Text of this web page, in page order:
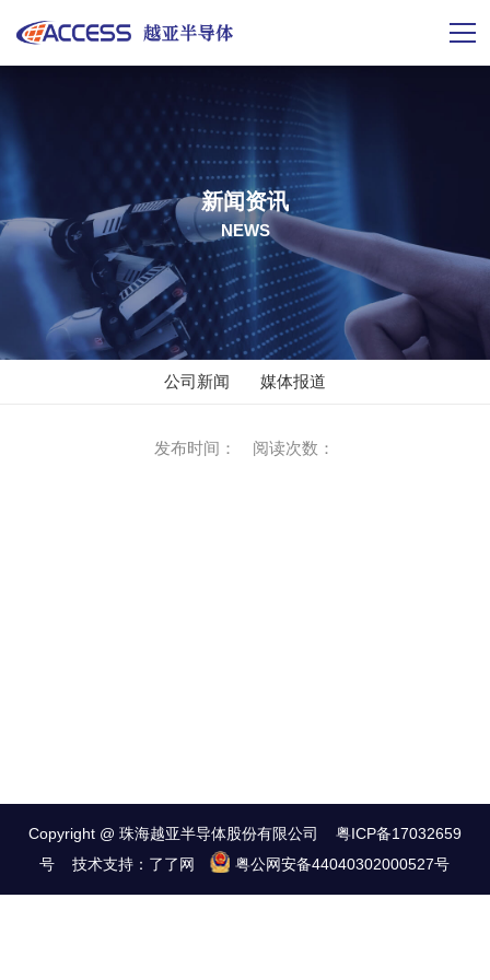
新闻资讯
NEWS
公司新闻 媒体报道
发布时间： 阅读次数：
Copyright @ 珠海越亚半导体股份有限公司 粤ICP备17032659
号 技术支持： 了了网 粤公网安备44040302000527号